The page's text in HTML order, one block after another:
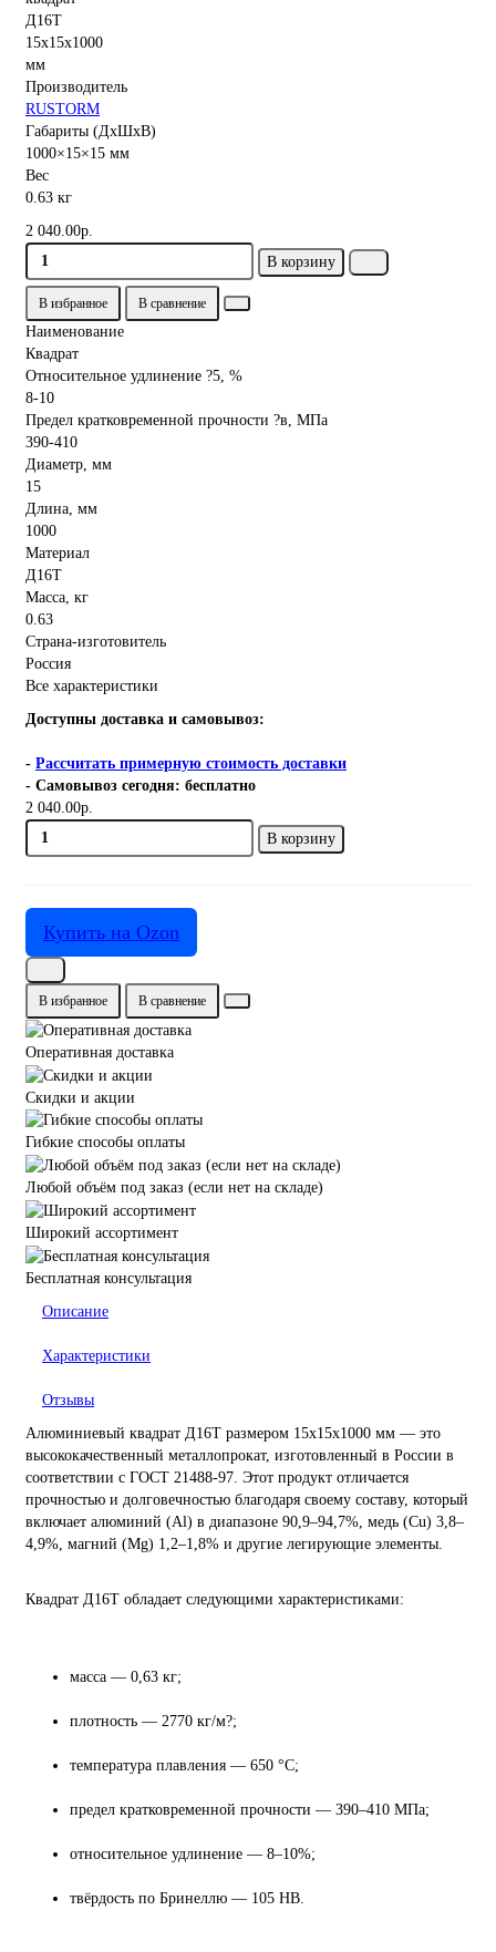
Производитель
RUSTORM
Габариты (ДхШхВ)
1000×15×15 мм
Вес
0.63 кг
2 040.00р.
В корзину
В избранное В сравнение
Наименование
Квадрат
Относительное удлинение ?5, %
8-10
Предел кратковременной прочности ?в, МПа
390-410
Диаметр, мм
15
Длина, мм
1000
Материал
Д16Т
Масса, кг
0.63
Страна-изготовитель
Россия
Все характеристики
Доступны доставка и самовывоз:
- Рассчитать примерную стоимость доставки
- Самовывоз сегодня: бесплатно
2 040.00р.
В корзину
Купить на Ozon
В избранное В сравнение
Оперативная доставка
Скидки и акции
Гибкие способы оплаты
Любой объём под заказ (если нет на складе)
Широкий ассортимент
Бесплатная консультация
Описание
Характеристики
Отзывы
Алюминиевый квадрат Д16Т размером 15х15х1000 мм — это
высококачественный металлопрокат, изготовленный в России в
соответствии с ГОСТ 21488-97. Этот продукт отличается
прочностью и долговечностью благодаря своему составу, который
включает алюминий (Al) в диапазоне 90,9–94,7%, медь (Cu) 3,8–
4,9%, магний (Mg) 1,2–1,8% и другие легирующие элементы.
Квадрат Д16Т обладает следующими характеристиками:
масса — 0,63 кг;
плотность — 2770 кг/м?;
температура плавления — 650 °C;
предел кратковременной прочности — 390–410 МПа;
относительное удлинение — 8–10%;
твёрдость по Бринеллю — 105 HB.